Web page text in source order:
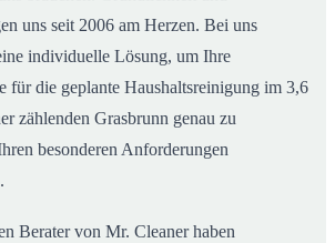
uns seit 2006 am Herzen. Bei uns
individuelle Lösung, um Ihre
für die geplante Haushaltsreinigung im 3,6
zählenden Grasbrunn genau zu
besonderen Anforderungen
Berater von Mr. Cleaner haben